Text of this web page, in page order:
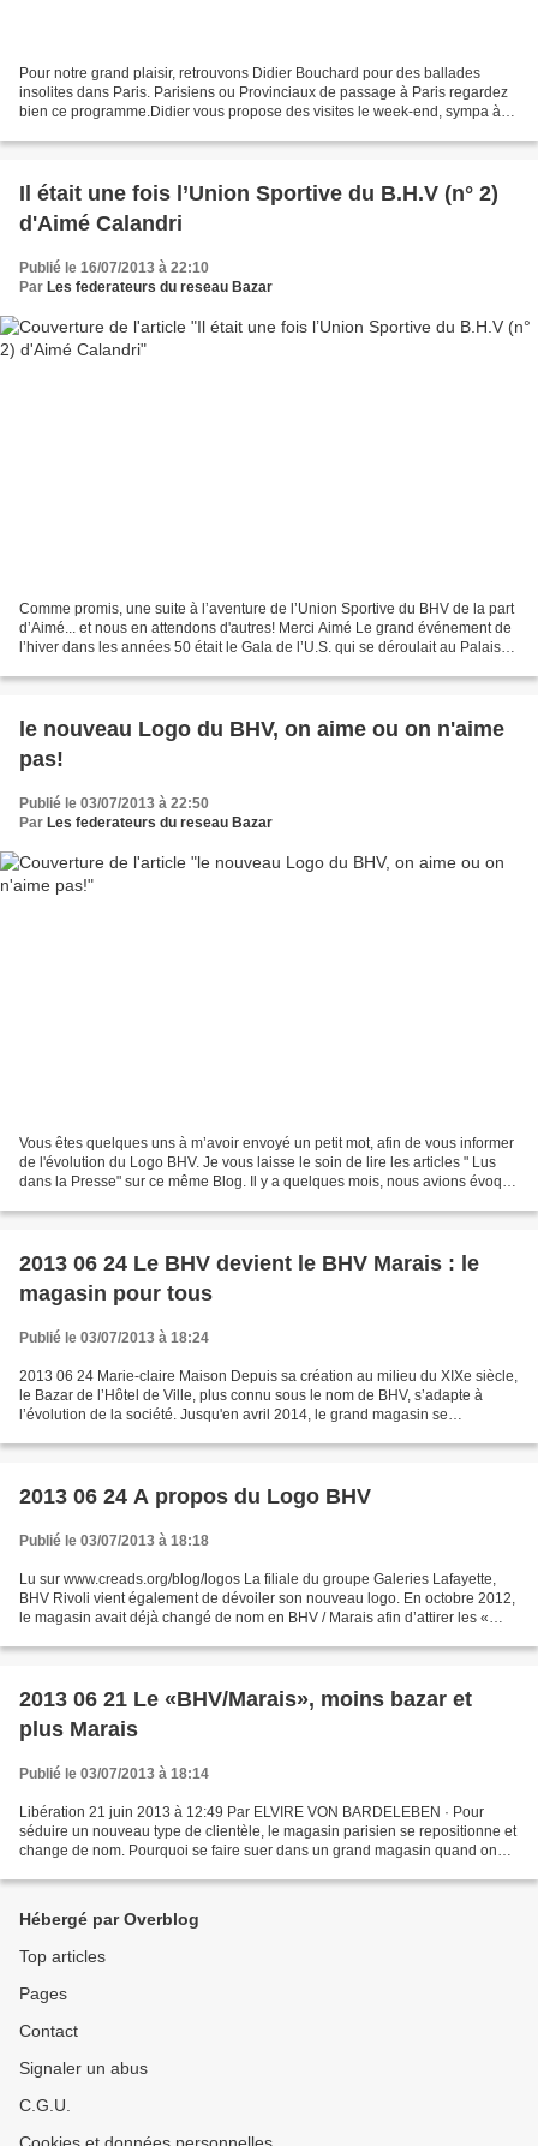
Pour notre grand plaisir, retrouvons Didier Bouchard pour des ballades
insolites dans Paris. Parisiens ou Provinciaux de passage à Paris regardez
bien ce programme.Didier vous propose des visites le week-end, sympa à
Il était une fois l’Union Sportive du B.H.V (n° 2)
d'Aimé Calandri
Publié le 16/07/2013 à 22:10
Par Les federateurs du reseau Bazar
Comme promis, une suite à l’aventure de l’Union Sportive du BHV de la part
d’Aimé... et nous en attendons d'autres! Merci Aimé Le grand événement de
l’hiver dans les années 50 était le Gala de l’U.S. qui se déroulait au Palais
le nouveau Logo du BHV, on aime ou on n'aime
pas!
Publié le 03/07/2013 à 22:50
Par Les federateurs du reseau Bazar
Vous êtes quelques uns à m’avoir envoyé un petit mot, afin de vous informer
de l'évolution du Logo BHV. Je vous laisse le soin de lire les articles " Lus
dans la Presse" sur ce même Blog. Il y a quelques mois, nous avions évoqué
2013 06 24 Le BHV devient le BHV Marais : le
magasin pour tous
Publié le 03/07/2013 à 18:24
2013 06 24 Marie-claire Maison Depuis sa création au milieu du XIXe siècle,
le Bazar de l’Hôtel de Ville, plus connu sous le nom de BHV, s’adapte à
l’évolution de la société. Jusqu'en avril 2014, le grand magasin se
2013 06 24 A propos du Logo BHV
Publié le 03/07/2013 à 18:18
Lu sur www.creads.org/blog/logos La filiale du groupe Galeries Lafayette,
BHV Rivoli vient également de dévoiler son nouveau logo. En octobre 2012,
le magasin avait déjà changé de nom en BHV / Marais afin d’attirer les «
2013 06 21 Le «BHV/Marais», moins bazar et
plus Marais
Publié le 03/07/2013 à 18:14
Libération 21 juin 2013 à 12:49 Par ELVIRE VON BARDELEBEN · Pour
séduire un nouveau type de clientèle, le magasin parisien se repositionne et
change de nom. Pourquoi se faire suer dans un grand magasin quand on
Hébergé par Overblog
Top articles
Pages
Contact
Signaler un abus
C.G.U.